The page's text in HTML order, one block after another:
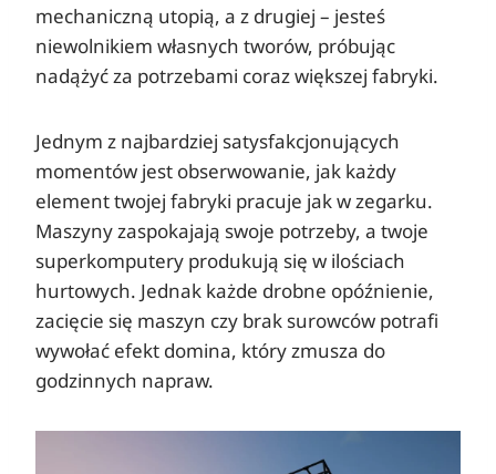
mechaniczną utopią, a z drugiej – jesteś
niewolnikiem własnych tworów, próbując
nadążyć za potrzebami coraz większej fabryki.
Jednym z najbardziej satysfakcjonujących
momentów jest obserwowanie, jak każdy
element twojej fabryki pracuje jak w zegarku.
Maszyny zaspokajają swoje potrzeby, a twoje
superkomputery produkują się w ilościach
hurtowych. Jednak każde drobne opóźnienie,
zacięcie się maszyn czy brak surowców potrafi
wywołać efekt domina, który zmusza do
godzinnych napraw.